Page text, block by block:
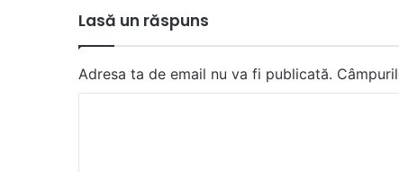
Lasă un răspuns
Adresa ta de email nu va fi publicată.